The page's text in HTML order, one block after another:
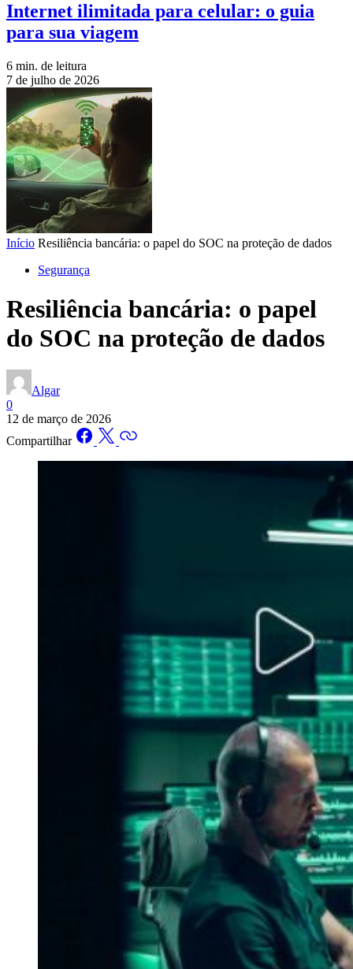
Internet ilimitada para celular: o guia
para sua viagem
6 min. de leitura
7 de julho de 2026
Início Resiliência bancária: o papel do SOC na proteção de dados
Segurança
Resiliência bancária: o papel
do SOC na proteção de dados
Algar
0
12 de março de 2026
Compartilhar